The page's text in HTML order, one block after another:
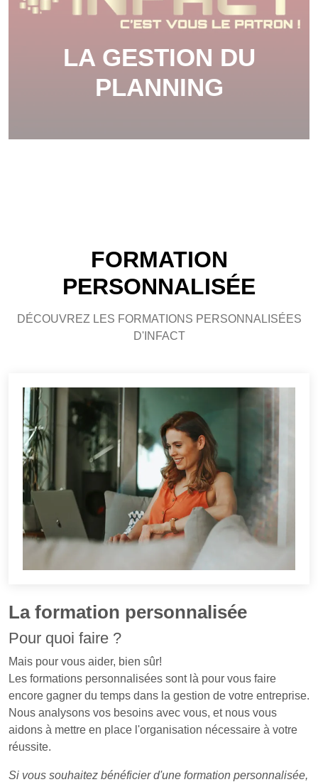
LA GESTION DU
PLANNING
FORMATION
PERSONNALISÉE
DÉCOUVREZ LES FORMATIONS PERSONNALISÉES
D'INFACT
La formation personnalisée
Pour quoi faire ?
Mais pour vous aider, bien sûr!
Les formations personnalisées sont là pour vous faire
encore gagner du temps dans la gestion de votre entreprise.
Nous analysons vos besoins avec vous, et nous vous
aidons à mettre en place l'organisation nécessaire à votre
réussite.
Si vous souhaitez bénéficier d'une formation personnalisée,